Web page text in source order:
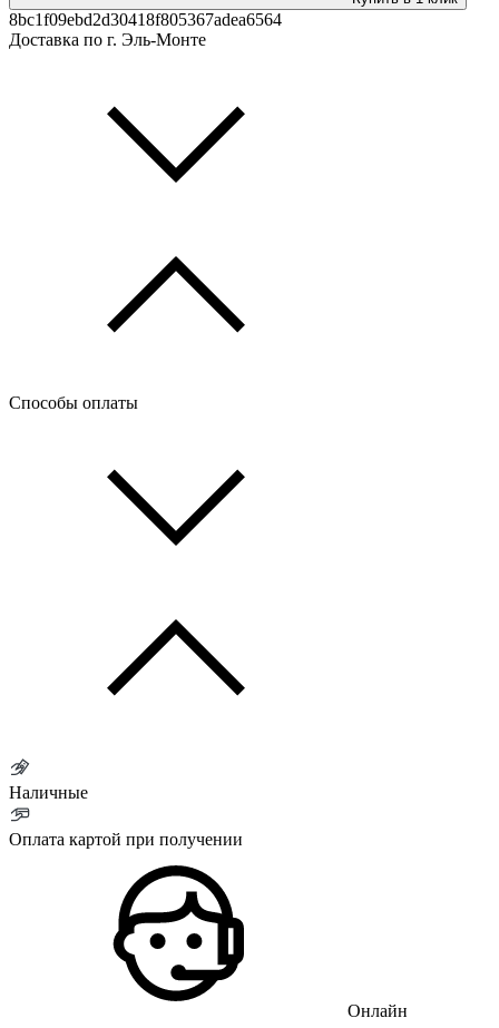
8bc1f09ebd2d30418f805367adea6564
Доставка по г. Эль-Монте
Способы оплаты
Наличные
Оплата картой при получении
Онлайн